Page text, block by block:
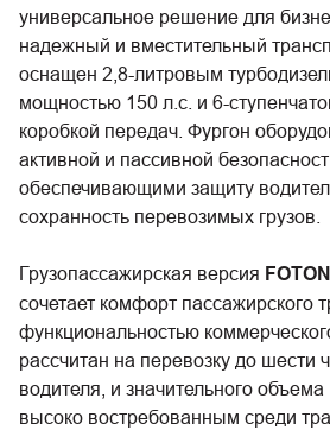
универсальное решение для
надежный и вместительный
оснащен 2,8-литровым
мощностью 150 л.с. и 6-
коробкой передач. Фургон
активной и пассивной
обеспечивающими защиту
сохранность перевозимых грузов.
Грузопассажирская версия
сочетает комфорт пассажирского
функциональностью
рассчитан на перевозку до шести
водителя, и значительного объема
высоко востребованным среди